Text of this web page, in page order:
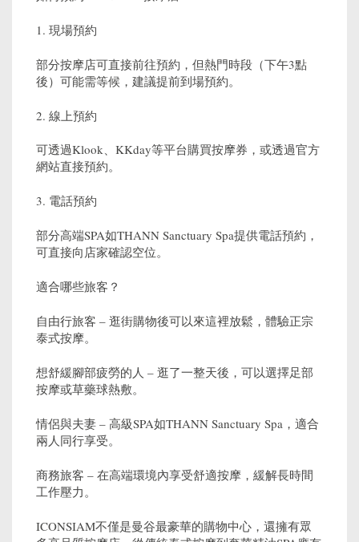
1. 現場預約
部分按摩店可直接前往預約，但熱門時段（下午3點
後）可能需等候，建議提前到場預約。
2. 線上預約
可透過Klook、KKday等平台購買按摩券，或透過官方
網站直接預約。
3. 電話預約
部分高端SPA如THANN Sanctuary Spa提供電話預約，
可直接向店家確認空位。
適合哪些旅客？
自由行旅客 – 逛街購物後可以來這裡放鬆，體驗正宗
泰式按摩。
想舒緩腳部疲勞的人 – 逛了一整天後，可以選擇足部
按摩或草藥球熱敷。
情侶與夫妻 – 高級SPA如THANN Sanctuary Spa，適合
兩人同行享受。
商務旅客 – 在高端環境內享受舒適按摩，緩解長時間
工作壓力。
ICONSIAM不僅是曼谷最豪華的購物中心，還擁有眾